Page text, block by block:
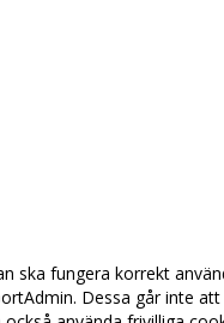
ska fungera korrekt
Dessa går inte att